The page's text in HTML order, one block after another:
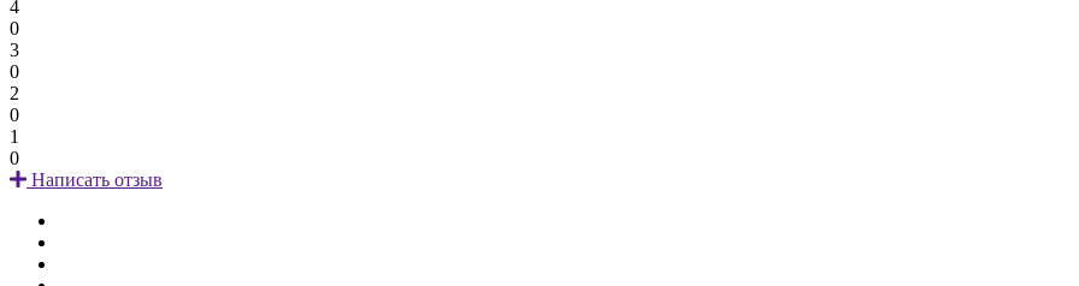
4
0
3
0
2
0
1
0
Написать отзыв